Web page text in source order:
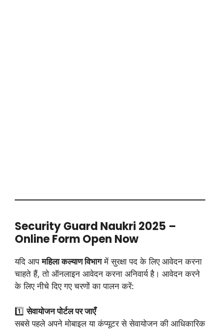
Security Guard Naukri 2025 –
Online Form Open Now
यदि आपमहिला कल्याण विभागमें सुरक्षा पद के लिए आवेदन करना
चाहते हैं, तो ऑनलाइन आवेदन करना अनिवार्य है। आवेदन करने
के लिए नीचे दिए गए चरणों का पालन करें:
1️⃣सेवायोजन पोर्टल पर जाएँ
सबसे पहले अपने मोबाइल या कंप्यूटर से सेवायोजन की आधिकारिक